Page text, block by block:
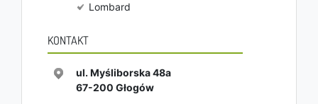
Lombard
KONTAKT
ul. Myśliborska 48a
67-200 Głogów